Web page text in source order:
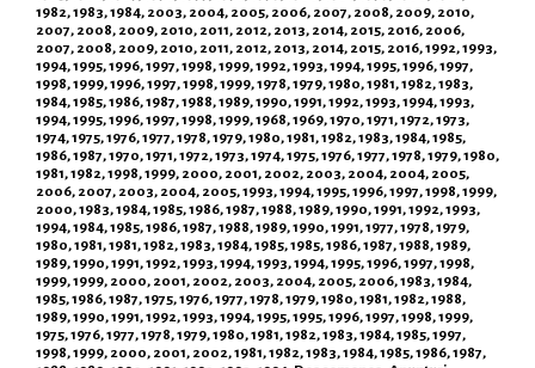
1982, 1983, 1984, 2003, 2004, 2005, 2006, 2007, 2008, 2009, 2010,
2007, 2008, 2009, 2010, 2011, 2012, 2013, 2014, 2015, 2016, 2006,
2007, 2008, 2009, 2010, 2011, 2012, 2013, 2014, 2015, 2016, 1992, 1993,
1994, 1995, 1996, 1997, 1998, 1999, 1992, 1993, 1994, 1995, 1996, 1997,
1998, 1999, 1996, 1997, 1998, 1999, 1978, 1979, 1980, 1981, 1982, 1983,
1984, 1985, 1986, 1987, 1988, 1989, 1990, 1991, 1992, 1993, 1994, 1993,
1994, 1995, 1996, 1997, 1998, 1999, 1968, 1969, 1970, 1971, 1972, 1973,
1974, 1975, 1976, 1977, 1978, 1979, 1980, 1981, 1982, 1983, 1984, 1985,
1986, 1987, 1970, 1971, 1972, 1973, 1974, 1975, 1976, 1977, 1978, 1979, 1980,
1981, 1982, 1998, 1999, 2000, 2001, 2002, 2003, 2004, 2004, 2005,
2006, 2007, 2003, 2004, 2005, 1993, 1994, 1995, 1996, 1997, 1998, 1999,
2000, 1983, 1984, 1985, 1986, 1987, 1988, 1989, 1990, 1991, 1992, 1993,
1994, 1984, 1985, 1986, 1987, 1988, 1989, 1990, 1991, 1977, 1978, 1979,
1980, 1981, 1981, 1982, 1983, 1984, 1985, 1985, 1986, 1987, 1988, 1989,
1989, 1990, 1991, 1992, 1993, 1994, 1993, 1994, 1995, 1996, 1997, 1998,
1999, 1999, 2000, 2001, 2002, 2003, 2004, 2005, 2006, 1983, 1984,
1985, 1986, 1987, 1975, 1976, 1977, 1978, 1979, 1980, 1981, 1982, 1988,
1989, 1990, 1991, 1992, 1993, 1994, 1995, 1995, 1996, 1997, 1998, 1999,
1975, 1976, 1977, 1978, 1979, 1980, 1981, 1982, 1983, 1984, 1985, 1997,
1998, 1999, 2000, 2001, 2002, 1981, 1982, 1983, 1984, 1985, 1986, 1987,